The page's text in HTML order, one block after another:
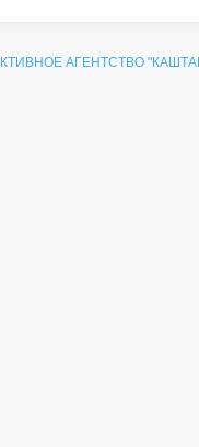
АГЕНТСТВО